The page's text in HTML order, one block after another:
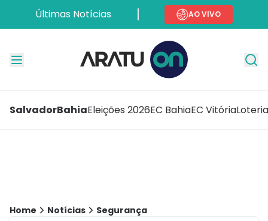
Últimas Notícias AO VIVO
SalvadorBahiaEleições 2026EC BahiaEC Vitória
Home Notícias Segurança